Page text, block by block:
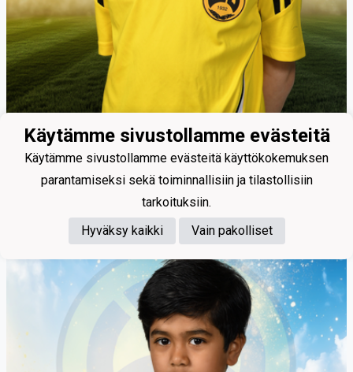
21
Segersvärd Emil
Käytämme sivustollamme evästeitä
Käytämme sivustollamme evästeitä käyttökokemuksen
parantamiseksi sekä toiminnallisiin ja tilastollisiin
tarkoituksiin.
Hyväksy kaikki
Vain pakolliset